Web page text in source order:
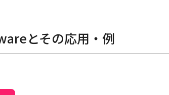
とその応用・例